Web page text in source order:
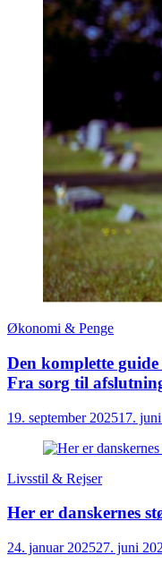
Økonomi & Penge
Den komplette
Fra sorg til
19. september 202517.
Livsstil & Rejser
Her er danskernes
24. januar 202527. juni